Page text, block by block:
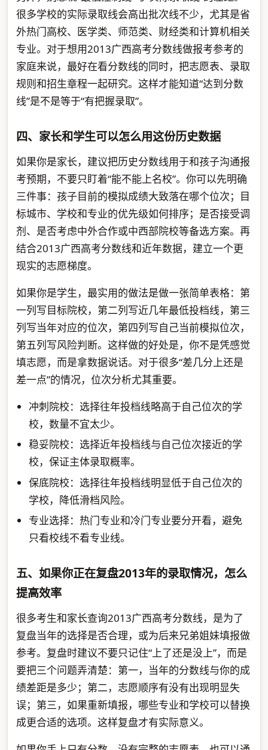
很多学校的实际录取线会高出批次线不少，尤其是省
外热门高校、医学类、师范类、财经类和计算机相关
专业。对于想用2013广西高考分数线做报考参考的
家庭来说，最好在看分数线的同时，把志愿表、录取
规则和招生章程一起研究。这样才能知道“达到分数
线”是不是等于“有把握录取”。
四、家长和学生可以怎么用这份历史数据
如果你是家长，建议把历史分数线用于和孩子沟通报
考预期，不要只盯着“能不能上名校”。你可以先明确
三件事：孩子目前的模拟成绩大致落在哪个位次；目
标城市、学校和专业的优先级如何排序；是否接受调
剂、是否考虑中外合作或中西部院校等备选方案。再
结合2013广西高考分数线和近年数据，建立一个更
现实的志愿梯度。
如果你是学生，最实用的做法是做一张简单表格：第
一列写目标院校，第二列写近几年最低投档线，第三
列写当年对应的位次，第四列写自己当前模拟位次，
第五列写风险判断。这样做的好处是，你不是凭感觉
填志愿，而是拿数据说话。对于很多“差几分上还是
差一点”的情况，位次分析尤其重要。
冲刺院校：选择往年投档线略高于自己位次的学
校，数量不宜太少。
稳妥院校：选择近年投档线与自己位次接近的学
校，保证主体录取概率。
保底院校：选择往年投档线明显低于自己位次的
学校，降低滑档风险。
专业选择：热门专业和冷门专业要分开看，避免
只看校线不看专业线。
五、如果你正在复盘2013年的录取情况，怎么
提高效率
很多考生和家长查询2013广西高考分数线，是为了
复盘当年的选择是否合理，或为后来兄弟姐妹填报做
参考。复盘时建议不要只记住“上了还是没上”，而是
要把三个问题弄清楚：第一，当年的分数线与你的成
绩差距是多少；第二，志愿顺序有没有出现明显失
误；第三，如果重新填报，哪些专业和学校可以替换
成更合适的选项。这样复盘才有实际意义。